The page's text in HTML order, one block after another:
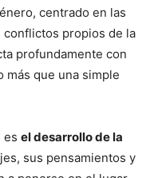
centrado en las
propios de la
profundamente con
más que una simple
es el desarrollo de la
sus pensamientos y